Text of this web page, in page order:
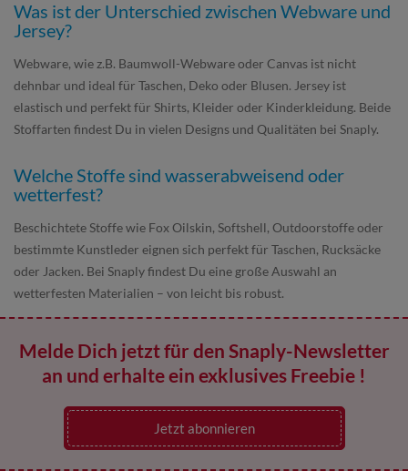
Was ist der Unterschied zwischen Webware und
Jersey?
Webware, wie z.B. Baumwoll-Webware oder Canvas ist nicht
dehnbar und ideal für Taschen, Deko oder Blusen. Jersey ist
elastisch und perfekt für Shirts, Kleider oder Kinderkleidung. Beide
Stoffarten findest Du in vielen Designs und Qualitäten bei Snaply.
Welche Stoffe sind wasserabweisend oder
wetterfest?
Beschichtete Stoffe wie Fox Oilskin, Softshell, Outdoorstoffe oder
bestimmte Kunstleder eignen sich perfekt für Taschen, Rucksäcke
oder Jacken. Bei Snaply findest Du eine große Auswahl an
wetterfesten Materialien – von leicht bis robust.
Melde Dich jetzt für den Snaply-Newsletter
an und erhalte ein exklusives Freebie !
Jetzt abonnieren